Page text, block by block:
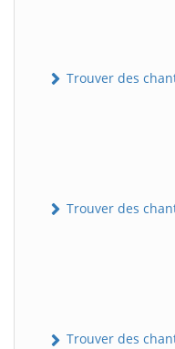
Trouver des
Trouver des
Trouver des